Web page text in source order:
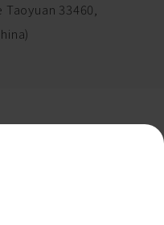
Taoyuan 33460